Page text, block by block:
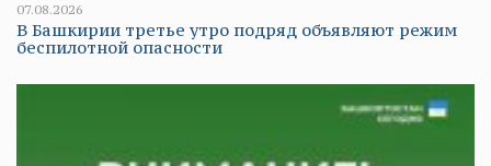
07.08.2026
В Башкирии третье утро подряд объявляют режим
беспилотной опасности